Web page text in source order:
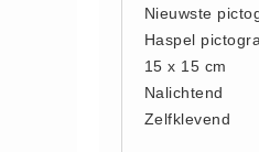
Nieuwste
Haspel
15 x 15 cm
Nalichtend
Zelfklevend